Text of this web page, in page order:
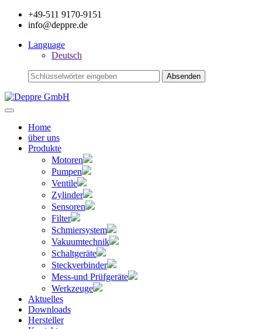
+49-511 9170-9151
info@deppre.de
Language
Deutsch
Home
über uns
Produkte
Motoren
Pumpen
Ventile
Zylinder
Sensoren
Filter
Schmiersystem
Vakuumtechnik
Schaltgeräte
Steckverbinder
Mess-und Prüfgeräte
Werkzeuge
Aktuelles
Downloads
Hersteller